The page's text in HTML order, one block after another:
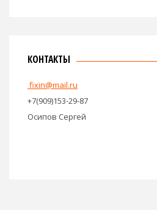
КОНТАКТЫ
fixin@mail.ru
+7(909)153-29-87
Осипов Сергей